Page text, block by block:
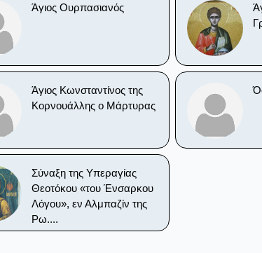
Άγιος Ουρπασιανός
Άγιος Κωνσταντίνος της
Κορνουάλλης ο Μάρτυρας
Σύναξη της Υπεραγίας
Θεοτόκου «του Ένσαρκου
Λόγου», εν Αλμπαζίν της
Ρω....